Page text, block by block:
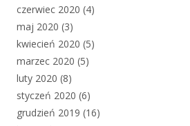
czerwiec 2020 (4)
maj 2020 (3)
kwiecień 2020 (5)
marzec 2020 (5)
luty 2020 (8)
styczeń 2020 (6)
grudzień 2019 (16)